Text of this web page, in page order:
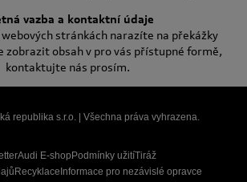
vazba a kontaktní údaje
webových stránkách narazíte na překážky
zobrazit obsah v pro vás přístupné formě,
kontaktujte nás prosím.
republika s.r.o. | Všechna práva vyhrazena.
Audi E-shop Podmínky užitíTiráž
Recyklace Informace pro nezávislé opravce